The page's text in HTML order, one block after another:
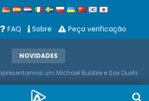
FAQ Sobre Peça verificação
NOVIDADES
um Michael Bubble e Sax Duets